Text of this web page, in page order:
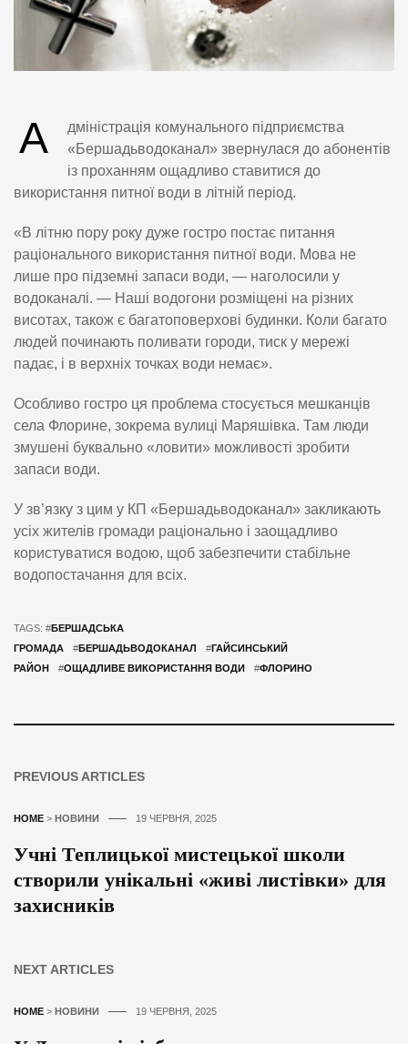
А
дміністрація комунального підприємства
«Бершадьводоканал» звернулася до абонентів
із проханням ощадливо ставитися до
використання питної води в літній період.
«В літню пору року дуже гостро постає питання
раціонального використання питної води. Мова не
лише про підземні запаси води, — наголосили у
водоканалі. — Наші водогони розміщені на різних
висотах, також є багатоповерхові будинки. Коли багато
людей починають поливати городи, тиск у мережі
падає, і в верхніх точках води немає».
Особливо гостро ця проблема стосується мешканців
села Флорине, зокрема вулиці Маряшівка. Там люди
змушені буквально «ловити» можливості зробити
запаси води.
У зв’язку з цим у КП «Бершадьводоканал» закликають
усіх жителів громади раціонально і заощадливо
користуватися водою, щоб забезпечити стабільне
водопостачання для всіх.
TAGS: #БЕРШАДСЬКА
ГРОМАДА
#БЕРШАДЬВОДОКАНАЛ #ГАЙСИНСЬКИЙ
РАЙОН
#ОЩАДЛИВЕ ВИКОРИСТАННЯ ВОДИ #ФЛОРИНО
PREVIOUS ARTICLES
HOME > НОВИНИ 19 ЧЕРВНЯ, 2025
Учні Теплицької мистецької школи
створили унікальні «живі листівки» для
захисників
NEXT ARTICLES
HOME > НОВИНИ 19 ЧЕРВНЯ, 2025